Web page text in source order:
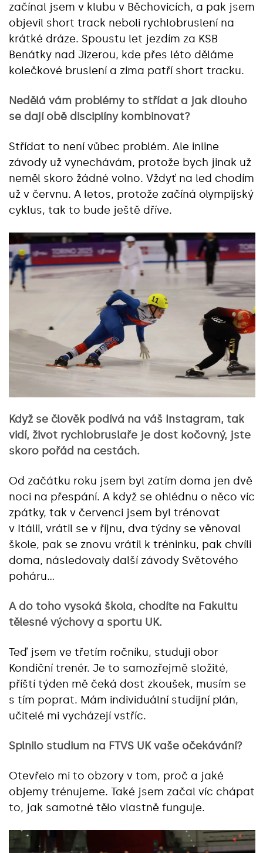
začínal jsem v klubu v Běchovicích, a pak jsem
objevil short track neboli rychlobruslení na
krátké dráze. Spoustu let jezdím za KSB
Benátky nad Jizerou, kde přes léto děláme
kolečkové bruslení a zima patří short tracku.
Nedělá vám problémy to střídat a jak dlouho
se dají obě disciplíny kombinovat?
Střídat to není vůbec problém. Ale inline
závody už vynechávám, protože bych jinak už
neměl skoro žádné volno. Vždyť na led chodím
už v červnu. A letos, protože začíná olympijský
cyklus, tak to bude ještě dříve.
Když se člověk podívá na váš Instagram, tak
vidí, život rychlobruslaře je dost kočovný, jste
skoro pořád na cestách.
Od začátku roku jsem byl zatím doma jen dvě
noci na přespání. A když se ohlédnu o něco víc
zpátky, tak v červenci jsem byl trénovat
v Itálii, vrátil se v říjnu, dva týdny se věnoval
škole, pak se znovu vrátil k tréninku, pak chvíli
doma, následovaly další závody Světového
poháru…
A do toho vysoká škola, chodíte na Fakultu
tělesné výchovy a sportu UK.
Teď jsem ve třetím ročníku, studuji obor
Kondiční trenér. Je to samozřejmě složité,
příští týden mě čeká dost zkoušek, musím se
s tím poprat. Mám individuální studijní plán,
učitelé mi vycházejí vstříc.
Splnilo studium na FTVS UK vaše očekávání?
Otevřelo mi to obzory v tom, proč a jaké
objemy trénujeme. Také jsem začal víc chápat
to, jak samotné tělo vlastně funguje.